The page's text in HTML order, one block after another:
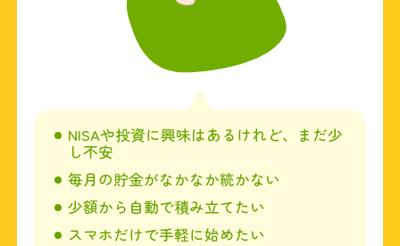
NISAや投資に興味はあるけれど、まだ少
し不安
毎月の貯金がなかなか続かない
少額から自動で積み立てたい​
スマホだけで手軽に始めたい​​